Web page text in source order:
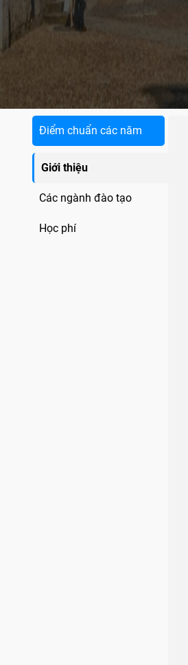
Điểm chuẩn các năm
Giới thiệu
Các ngành đào tạo
Học phí